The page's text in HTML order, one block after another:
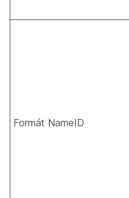
Formát NameID